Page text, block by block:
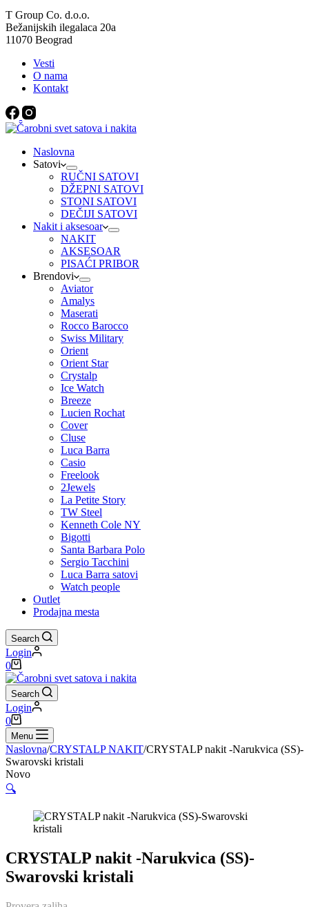
T Group Co. d.o.o.
Bežanijskih ilegalaca 20a
11070 Beograd
Vesti
O nama
Kontakt
Naslovna
Satovi
RUČNI SATOVI
DŽEPNI SATOVI
STONI SATOVI
DEČIJI SATOVI
Nakit i aksesoar
NAKIT
AKSESOAR
PISAĆI PRIBOR
Brendovi
Aviator
Amalys
Maserati
Rocco Barocco
Swiss Military
Orient
Orient Star
Crystalp
Ice Watch
Breeze
Lucien Rochat
Cover
Cluse
Luca Barra
Casio
Freelook
2Jewels
La Petite Story
TW Steel
Kenneth Cole NY
Bigotti
Santa Barbara Polo
Sergio Tacchini
Luca Barra satovi
Watch people
Outlet
Prodajna mesta
Search
Login
Shopping
cart
0
Search
Login
Shopping
cart
0
Menu
Naslovna/CRYSTALP NAKIT/CRYSTALP nakit -Narukvica (SS)-
Swarovski kristali
Novo
🔍
CRYSTALP nakit -Narukvica (SS)-
Swarovski kristali